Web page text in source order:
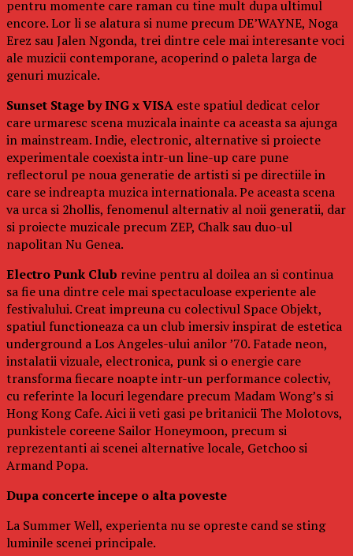
pentru momente care raman cu tine mult dupa ultimul
encore. Lor li se alatura si nume precum DE’WAYNE, Noga
Erez sau Jalen Ngonda, trei dintre cele mai interesante voci
ale muzicii contemporane, acoperind o paleta larga de
genuri muzicale.
Sunset Stage by ING x VISA este spatiul dedicat celor
care urmaresc scena muzicala inainte ca aceasta sa ajunga
in mainstream. Indie, electronic, alternative si proiecte
experimentale coexista intr-un line-up care pune
reflectorul pe noua generatie de artisti si pe directiile in
care se indreapta muzica internationala. Pe aceasta scena
va urca si 2hollis, fenomenul alternativ al noii generatii, dar
si proiecte muzicale precum ZEP, Chalk sau duo-ul
napolitan Nu Genea.
Electro Punk Club revine pentru al doilea an si continua
sa fie una dintre cele mai spectaculoase experiente ale
festivalului. Creat impreuna cu colectivul Space Objekt,
spatiul functioneaza ca un club imersiv inspirat de estetica
underground a Los Angeles-ului anilor ’70. Fatade neon,
instalatii vizuale, electronica, punk si o energie care
transforma fiecare noapte intr-un performance colectiv,
cu referinte la locuri legendare precum Madam Wong’s si
Hong Kong Cafe. Aici ii veti gasi pe britanicii The Molotovs,
punkistele coreene Sailor Honeymoon, precum si
reprezentanti ai scenei alternative locale, Getchoo si
Armand Popa.
Dupa concerte incepe o alta poveste
La Summer Well, experienta nu se opreste cand se sting
luminile scenei principale.